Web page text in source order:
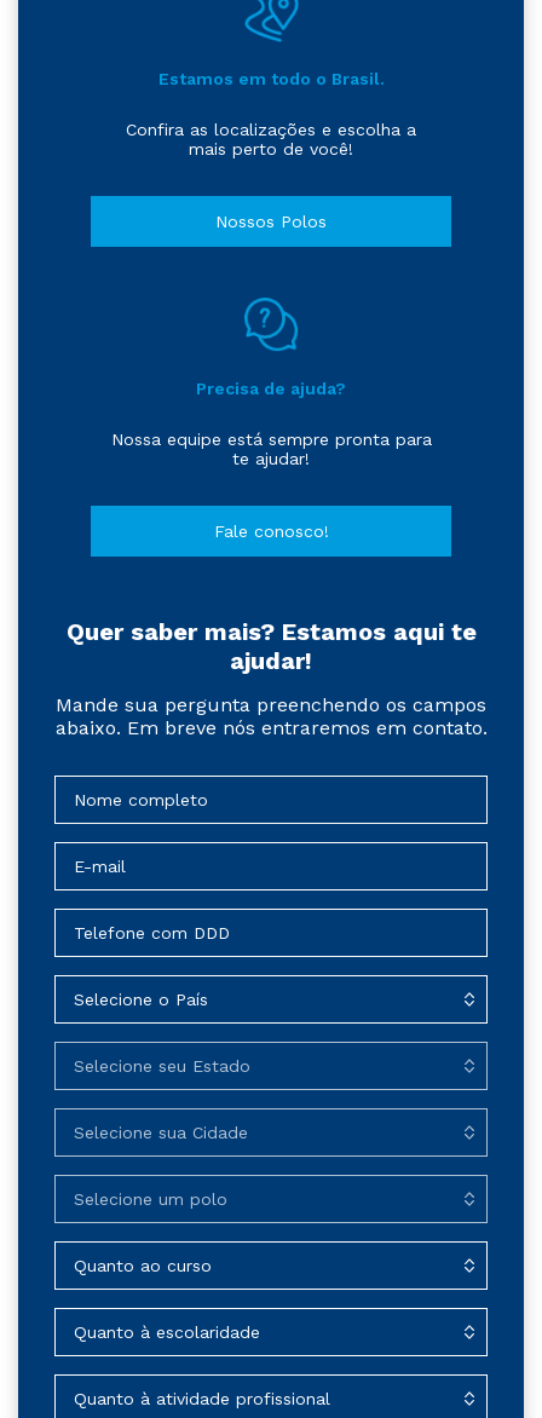
Estamos em todo o Brasil.
Confira as localizações e escolha a
mais perto de você!
Nossos Polos
Precisa de ajuda?
Nossa equipe está sempre pronta para
te ajudar!
Fale conosco!
Quer saber mais? Estamos aqui te
ajudar!
Mande sua pergunta preenchendo os campos
abaixo. Em breve nós entraremos em contato.